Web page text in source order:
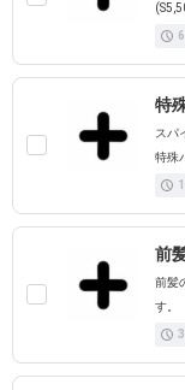
特
スパ
特殊
前
前髪
す。